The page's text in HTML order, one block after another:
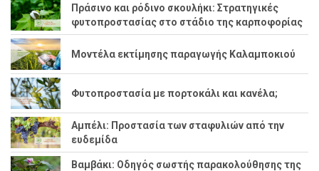
Πράσινο και ρόδινο σκουλήκι: Στρατηγικές
φυτοπροστασίας στο στάδιο της καρποφορίας
Μοντέλα εκτίμησης παραγωγής Καλαμποκιού
Φυτοπροστασία με πορτοκάλι και κανέλα;
Αμπέλι: Προστασία των σταφυλιών από την
ευδεμίδα
Βαμβάκι: Οδηγός σωστής παρακολούθησης της